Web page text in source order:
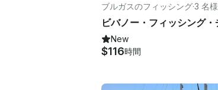
ブルガスのフィッシング·3 名様
New
$116時間